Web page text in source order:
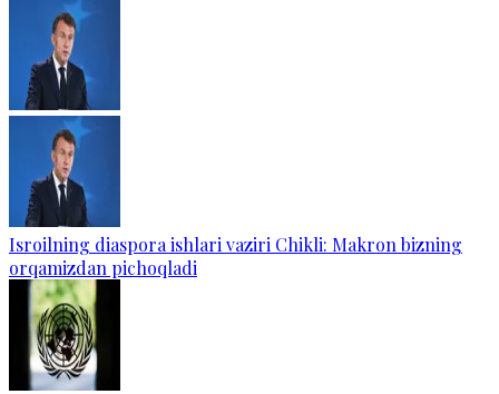
Isroilning diaspora ishlari vaziri Chikli: Makron bizning
orqamizdan pichoqladi